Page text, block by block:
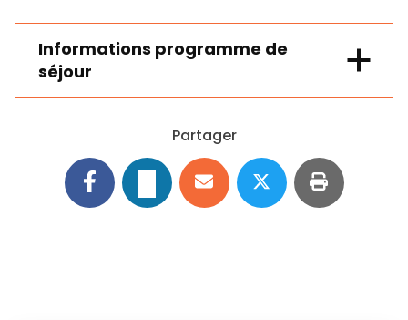
Informations programme de
séjour
Partager